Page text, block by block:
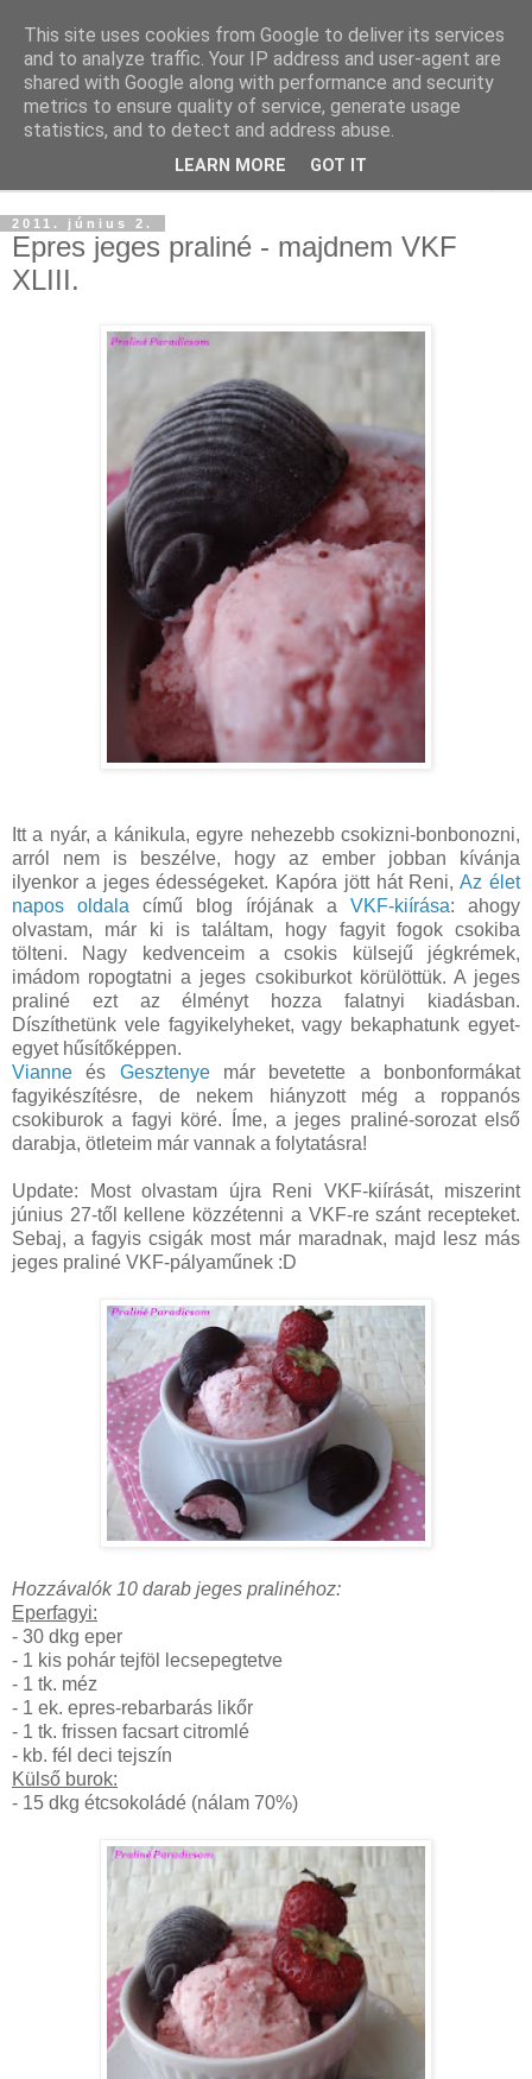
2011. június 2.
Epres jeges praliné - majdnem VKF
XLIII.
Itt a nyár, a kánikula, egyre nehezebb csokizni-bonbonozni,
arról nem is beszélve, hogy az ember jobban kívánja
ilyenkor a jeges édességeket. Kapóra jött hát Reni,Az élet
napos oldala című blog írójának a VKF-kiírása: ahogy
olvastam, már ki is találtam, hogy fagyit fogok csokiba
tölteni. Nagy kedvenceim a csokis külsejű jégkrémek,
imádom ropogtatni a jeges csokiburkot körülöttük. A jeges
praliné ezt az élményt hozza falatnyi kiadásban.
Díszíthetünk vele fagyikelyheket, vagy bekaphatunk egyet-
egyet hűsítőképpen.
Vianne és Gesztenyemár bevetette a bonbonformákat
fagyikészítésre, de nekem hiányzott még a roppanós
csokiburok a fagyi köré. Íme, a jeges praliné-sorozat első
darabja, ötleteim már vannak a folytatásra!
Update: Most olvastam újra Reni VKF-kiírását, miszerint
június 27-től kellene közzétenni a VKF-re szánt recepteket.
Sebaj, a fagyis csigák most már maradnak, majd lesz más
jeges praliné VKF-pályaműnek :D
Hozzávalók 10 darab jeges pralinéhoz:
Eperfagyi:
- 30 dkg eper
- 1 kis pohár tejföl lecsepegtetve
- 1 tk. méz
- 1 ek. epres-rebarbarás likőr
- 1 tk. frissen facsart citromlé
- kb. fél deci tejszín
Külső burok:
- 15 dkg étcsokoládé (nálam 70%)
This site uses cookies from Google to deliver its services
and to analyze traffic. Your IP address and user-agent are
shared with Google along with performance and security
metrics to ensure quality of service, generate usage
statistics, and to detect and address abuse.
LEARN MORE GOT IT